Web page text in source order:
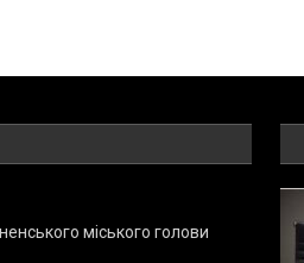
міського голови